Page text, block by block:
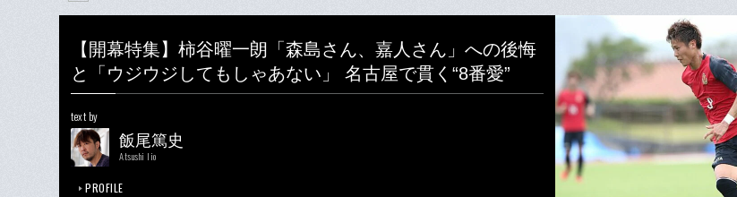
【開幕特集】柿谷曜一朗「森島さん、嘉人さん」への後悔
と「ウジウジしてもしゃあない」 名古屋で貫く“8番愛”
text by
飯尾篤史
Atsushi Iio
PROFILE